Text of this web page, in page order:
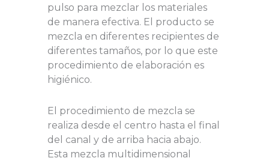
pulso para mezclar los materiales
de manera efectiva. El producto se
mezcla en diferentes recipientes de
diferentes tamaños, por lo que este
procedimiento de elaboración es
higiénico.
El procedimiento de mezcla se
realiza desde el centro hasta el final
del canal y de arriba hacia abajo.
Esta mezcla multidimensional